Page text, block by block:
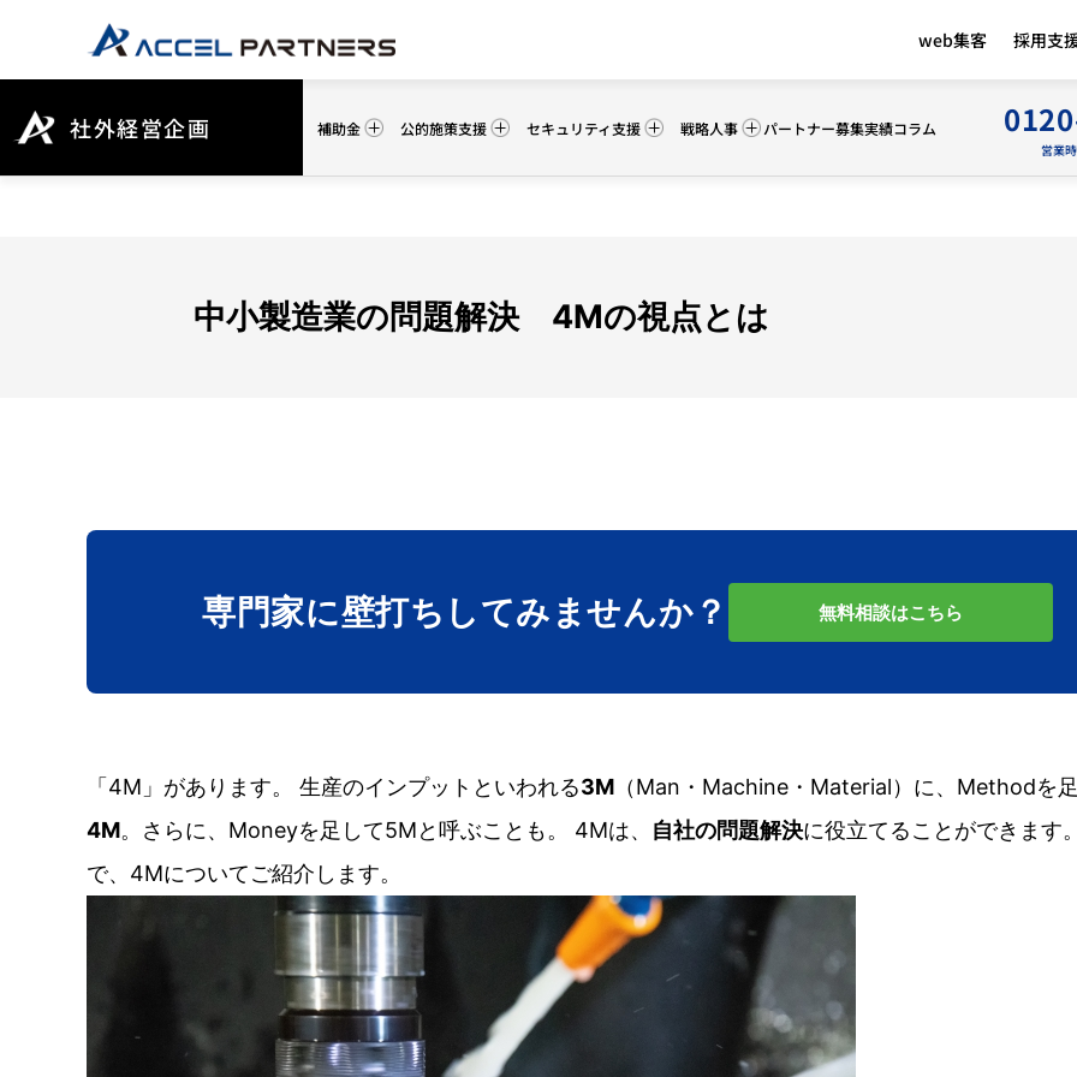
web集客 採用支
社外経営企画 補助金 公的施策支援 セキュリティ支援 戦略人事 パートナー募集実績コラム
営業
中小製造業の問題解決 4Mの視点とは
専門家に壁打ち してみませんか？ 無料相談はこちら
「4M」があります。 生産のインプットといわれる3M （Man・Machine・Material）に、Methodを
4M。さらに、Moneyを足して5Mと呼ぶことも。 4Mは、 自社の問題解決に役立てることができます
で、4Mについてご紹介します。